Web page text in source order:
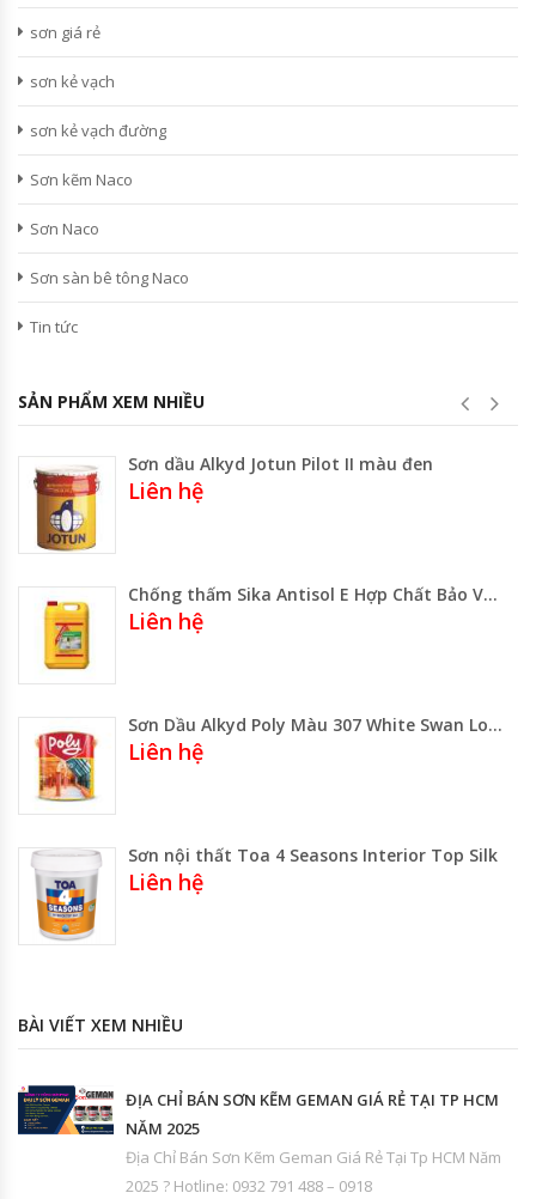
sơn giá rẻ
sơn kẻ vạch
sơn kẻ vạch đường
Sơn kẽm Naco
Sơn Naco
Sơn sàn bê tông Naco
Tin tức
SẢN PHẨM XEM NHIỀU
Sơn dầu Alkyd Jotun Pilot II màu đen
Liên hệ
Chống thấm Sika Antisol E Hợp Chất Bảo Vệ Bê Tông Khỏi Ẩm Mốc
Liên hệ
Sơn Dầu Alkyd Poly Màu 307 White Swan Lon 800ML -3 Lít – Thùng 17.75 Lít
Liên hệ
Sơn nội thất Toa 4 Seasons Interior Top Silk
Liên hệ
BÀI VIẾT XEM NHIỀU
ĐỊA CHỈ BÁN SƠN KẼM GEMAN GIÁ RẺ TẠI TP HCM
NĂM 2025
Địa Chỉ Bán Sơn Kẽm Geman Giá Rẻ Tại Tp HCM Năm
2025 ? Hotline: 0932 791 488 – 0918